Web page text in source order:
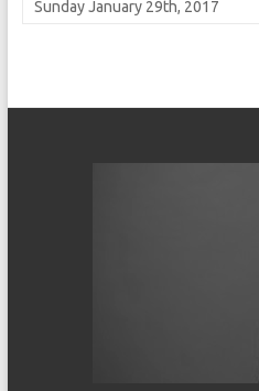
Sunday January 29th, 2017